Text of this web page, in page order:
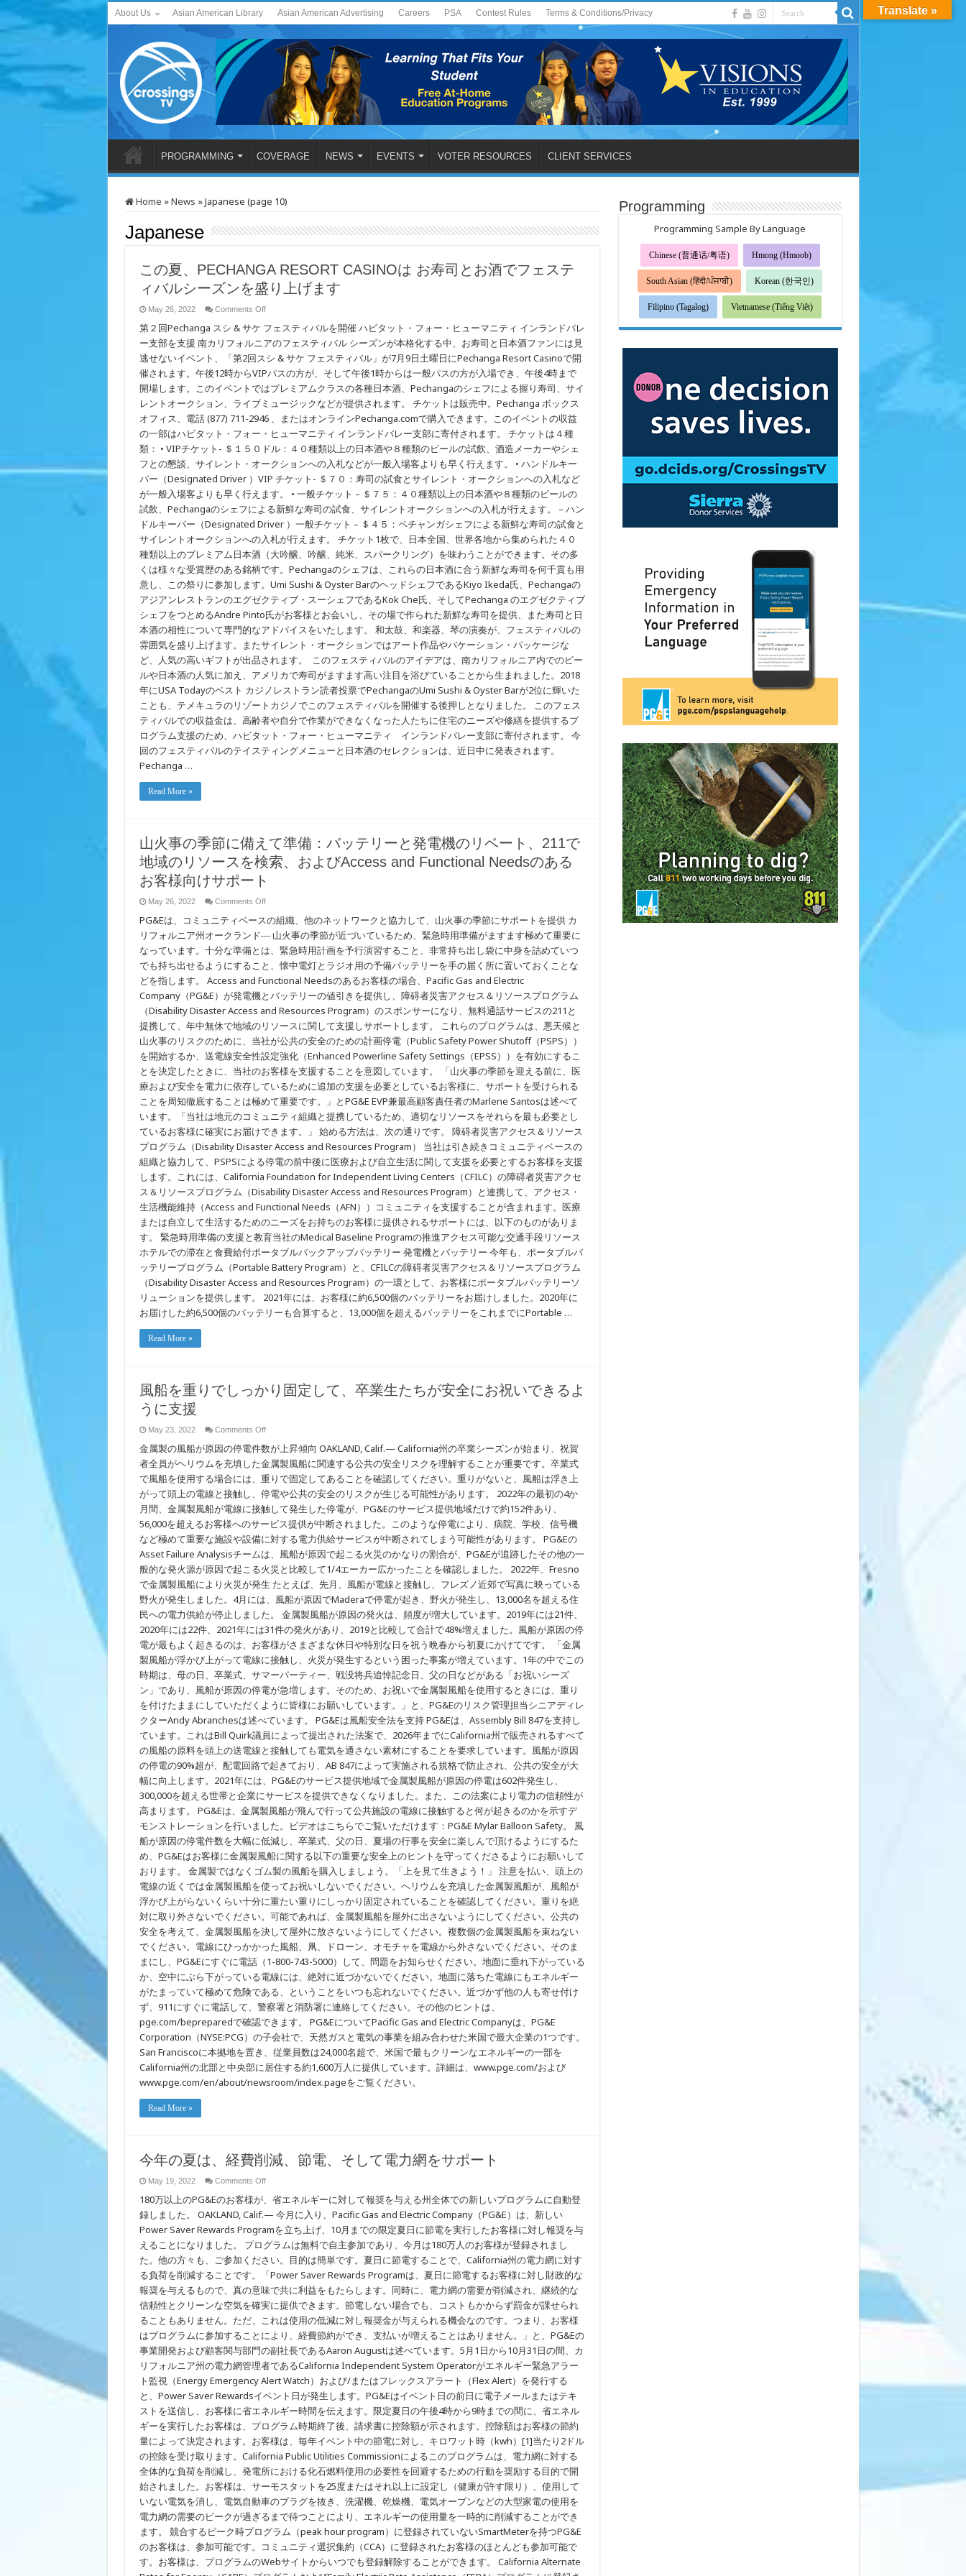
About Us Asian American Library Asian American Advertising Careers PSA Contest Rules Terms & Conditions/Privacy
PROGRAMMING COVERAGE NEWS EVENTS VOTER RESOURCES CLIENT SERVICES
Home »News »Japanese (page 10)
Japanese
この夏、PECHANGA RESORT CASINOは お寿司とお酒でフェステ
ィバルシーズンを盛り上げます
May 26, 2022 Comments Offon
の
夏、
PECHANGA
RESORT
は
お
司
と
お
酒
で
フ
ス
テ
ィ
バ
ル
シ
ズ
ン
を
り
上
ま
す
第２回Pechanga スシ & サケ フェスティバルを開催 ハビタット・フォー・ヒューマニティ インランドバレ
ー支部を支援 南カリフォルニアのフェスティバル シーズンが本格化する中、お寿司と日本酒ファンには見
逃せないイベント、「第2回スシ & サケ フェスティバル」が7月9日土曜日にPechanga Resort Casinoで開
催されます。午後12時からVIPパスの方が、そして午後1時からは一般パスの方が入場でき、午後4時まで
開場します。このイベントではプレミアムクラスの各種日本酒、Pechangaのシェフによる握り寿司、サイ
レントオークション、ライブミュージックなどが提供されます。 チケットは販売中。Pechanga ボックス
オフィス、電話 (877) 711-2946 、またはオンラインPechanga.comで購入できます。このイベントの収益
の一部はハビタット・フォー・ヒューマニティ インランドバレー支部に寄付されます。 チケットは４種
類： • VIPチケット- ＄１５０ドル：４０種類以上の日本酒や８種類のビールの試飲、酒造メーカーやシェ
フとの懇談、サイレント・オークションへの入札などが一般入場客よりも早く行えます。 • ハンドルキー
パー（Designated Driver ）VIP チケット- ＄７０：寿司の試食とサイレント・オークションへの入札など
が一般入場客よりも早く行えます。 • 一般チケット – ＄７５：４０種類以上の日本酒や８種類のビールの
試飲、Pechangaのシェフによる新鮮な寿司の試食、サイレントオークションへの入札が行えます。 – ハン
ドルキーパー（Designated Driver ）一般チケット – ＄４５：ペチャンガシェフによる新鮮な寿司の試食と
サイレントオークションへの入札が行えます。 チケット1枚で、日本全国、世界各地から集められた４０
種類以上のプレミアム日本酒（大吟醸、吟醸、純米、スパークリング）を味わうことができます。その多
くは様々な受賞歴のある銘柄です。Pechangaのシェフは、これらの日本酒に合う新鮮な寿司を何千貫も用
意し、この祭りに参加します。Umi Sushi & Oyster BarのヘッドシェフであるKiyo Ikeda氏、Pechangaの
アジアンレストランのエグゼクティブ・スーシェフであるKok Che氏、そしてPechanga のエグゼクティブ
シェフをつとめるAndre Pinto氏がお客様とお会いし、その場で作られた新鮮な寿司を提供、また寿司と日
本酒の相性について専門的なアドバイスをいたします。 和太鼓、和楽器、琴の演奏が、フェスティバルの
雰囲気を盛り上げます。またサイレント・オークションではアート作品やバケーション・パッケージな
ど、人気の高いギフトが出品されます。 このフェスティバルのアイデアは、南カリフォルニア内でのビー
ルや日本酒の人気に加え、アメリカで寿司がますます高い注目を浴びていることから生まれました。2018
年にUSA Todayのベスト カジノレストラン読者投票でPechangaのUmi Sushi & Oyster Barが2位に輝いた
ことも、テメキュラのリゾートカジノでこのフェスティバルを開催する後押しとなりました。 このフェス
ティバルでの収益金は、高齢者や自分で作業ができなくなった人たちに住宅のニーズや修繕を提供するプ
ログラム支援のため、ハビタット・フォー・ヒューマニティ インランドバレー支部に寄付されます。 今
回のフェスティバルのテイスティングメニューと日本酒のセレクションは、近日中に発表されます。
Pechanga …
Read More »
山火事の季節に備えて準備：バッテリーと発電機のリベート、211で
地域のリソースを検索、およびAccess and Functional Needsのある
お客様向けサポート
May 26, 2022 Comments Offon
火
季
節
備
え
備：
バ
テ
リ
ー
と
発
電
の
リ
ベ
ー
ト、
211
地
域
の
リ
ソ
ー
を
検
お
の
あ
客
向
け
サ
ポ
ー
ト
PG&Eは、コミュニティベースの組織、他のネットワークと協力して、山火事の季節にサポートを提供 カ
リフォルニア州オークランド― 山火事の季節が近づいているため、緊急時用準備がますます極めて重要に
なっています。十分な準備とは、緊急時用計画を予行演習すること、非常持ち出し袋に中身を詰めていつ
でも持ち出せるようにすること、懐中電灯とラジオ用の予備バッテリーを手の届く所に置いておくことな
どを指します。 Access and Functional Needsのあるお客様の場合、Pacific Gas and Electric
Company（PG&E）が発電機とバッテリーの値引きを提供し、障碍者災害アクセス＆リソースプログラム
（Disability Disaster Access and Resources Program）のスポンサーになり、無料通話サービスの211と
提携して、年中無休で地域のリソースに関して支援しサポートします。 これらのプログラムは、悪天候と
山火事のリスクのために、当社が公共の安全のための計画停電（Public Safety Power Shutoff（PSPS））
を開始するか、送電線安全性設定強化（Enhanced Powerline Safety Settings（EPSS））を有効にするこ
とを決定したときに、当社のお客様を支援することを意図しています。 「山火事の季節を迎える前に、医
療および安全を電力に依存しているために追加の支援を必要としているお客様に、サポートを受けられる
ことを周知徹底することは極めて重要です。」とPG&E EVP兼最高顧客責任者のMarlene Santosは述べて
います。「当社は地元のコミュニティ組織と提携しているため、適切なリソースをそれらを最も必要とし
ているお客様に確実にお届けできます。」 始める方法は、次の通りです。 障碍者災害アクセス＆リソース
プログラム（Disability Disaster Access and Resources Program） 当社は引き続きコミュニティベースの
組織と協力して、PSPSによる停電の前中後に医療および自立生活に関して支援を必要とするお客様を支援
します。これには、California Foundation for Independent Living Centers（CFILC）の障碍者災害アクセ
ス＆リソースプログラム（Disability Disaster Access and Resources Program）と連携して、アクセス・
生活機能維持（Access and Functional Needs（AFN））コミュニティを支援することが含まれます。医療
または自立して生活するためのニーズをお持ちのお客様に提供されるサポートには、以下のものがありま
す。 緊急時用準備の支援と教育当社のMedical Baseline Programの推進アクセス可能な交通手段リソース
ホテルでの滞在と食費給付ポータブルバックアップバッテリー 発電機とバッテリー 今年も、ポータブルバ
ッテリープログラム（Portable Battery Program）と、CFILCの障碍者災害アクセス＆リソースプログラム
（Disability Disaster Access and Resources Program）の一環として、お客様にポータブルバッテリーソ
リューションを提供します。 2021年には、お客様に約6,500個のバッテリーをお届けしました。2020年に
お届けした約6,500個のバッテリーも合算すると、13,000個を超えるバッテリーをこれまでにPortable …
Read More »
風船を重りでしっかり固定して、卒業生たちが安全にお祝いできるよ
うに支援
May 23, 2022 Comments Offon
船
を
重
り
で
し
っ
か
り
固
定
し
て、
卒
業
た
ち
が
安
全
に
お
祝
い
で
き
る
よ
う
に
支
援
金属製の風船が原因の停電件数が上昇傾向 OAKLAND, Calif.— California州の卒業シーズンが始まり、祝賀
者全員がヘリウムを充填した金属製風船に関連する公共の安全リスクを理解することが重要です。卒業式
で風船を使用する場合には、重りで固定してあることを確認してください。重りがないと、風船は浮き上
がって頭上の電線と接触し、停電や公共の安全のリスクが生じる可能性があります。 2022年の最初の4か
月間、金属製風船が電線に接触して発生した停電が、PG&Eのサービス提供地域だけで約152件あり、
56,000を超えるお客様へのサービス提供が中断されました。このような停電により、病院、学校、信号機
など極めて重要な施設や設備に対する電力供給サービスが中断されてしまう可能性があります。 PG&Eの
Asset Failure Analysisチームは、風船が原因で起こる火災のかなりの割合が、PG&Eが追跡したその他の一
般的な発火源が原因で起こる火災と比較して1/4エーカー広かったことを確認しました。 2022年、Fresno
で金属製風船により火災が発生 たとえば、先月、風船が電線と接触し、フレズノ近郊で写真に映っている
野火が発生しました。4月には、風船が原因でMaderaで停電が起き、野火が発生し、13,000名を超える住
民への電力供給が停止しました。 金属製風船が原因の発火は、頻度が増大しています。2019年には21件、
2020年には22件、2021年には31件の発火があり、2019と比較して合計で48%増えました。風船が原因の停
電が最もよく起きるのは、お客様がさまざまな休日や特別な日を祝う晩春から初夏にかけてです。 「金属
製風船が浮かび上がって電線に接触し、火災が発生するという困った事案が増えています。1年の中でこの
時期は、母の日、卒業式、サマーパーティー、戦没将兵追悼記念日、父の日などがある「お祝いシーズ
ン」であり、風船が原因の停電が急増します。そのため、お祝いで金属製風船を使用するときには、重り
を付けたままにしていただくように皆様にお願いしています。」と、PG&Eのリスク管理担当シニアディレ
クターAndy Abranchesは述べています。 PG&Eは風船安全法を支持 PG&Eは、Assembly Bill 847を支持し
ています。これはBill Quirk議員によって提出された法案で、2026年までにCalifornia州で販売されるすべて
の風船の原料を頭上の送電線と接触しても電気を通さない素材にすることを要求しています。風船が原因
の停電の90%超が、配電回路で起きており、AB 847によって実施される規格で防止され、公共の安全が大
幅に向上します。2021年には、PG&Eのサービス提供地域で金属製風船が原因の停電は602件発生し、
300,000を超える世帯と企業にサービスを提供できなくなりました。また、この法案により電力の信頼性が
高まります。 PG&Eは、金属製風船が飛んで行って公共施設の電線に接触すると何が起きるのかを示すデ
モンストレーションを行いました。ビデオはこちらでご覧いただけます：PG&E Mylar Balloon Safety。 風
船が原因の停電件数を大幅に低減し、卒業式、父の日、夏場の行事を安全に楽しんで頂けるようにするた
め、PG&Eはお客様に金属製風船に関する以下の重要な安全上のヒントを守ってくださるようにお願いして
おります。 金属製ではなくゴム製の風船を購入しましょう。「上を見て生きよう！」 注意を払い、頭上の
電線の近くでは金属製風船を使ってお祝いしないでください。ヘリウムを充填した金属製風船が、風船が
浮かび上がらないくらい十分に重たい重りにしっかり固定されていることを確認してください。重りを絶
対に取り外さないでください。可能であれば、金属製風船を屋外に出さないようにしてください。公共の
安全を考えて、金属製風船を決して屋外に放さないようにしてください。複数個の金属製風船を束ねない
でください。電線にひっかかった風船、凧、ドローン、オモチャを電線から外さないでください。そのま
まにし、PG&Eにすぐに電話（1-800-743-5000）して、問題をお知らせください。地面に垂れ下がっている
か、空中にぶら下がっている電線には、絶対に近づかないでください。地面に落ちた電線にもエネルギー
がたまっていて極めて危険である、ということをいつも忘れないでください。近づかず他の人も寄せ付け
ず、911にすぐに電話して、警察署と消防署に連絡してください。その他のヒントは、
pge.com/bepreparedで確認できます。 PG&EについてPacific Gas and Electric Companyは、PG&E
Corporation（NYSE:PCG）の子会社で、天然ガスと電気の事業を組み合わせた米国で最大企業の1つです。
San Franciscoに本拠地を置き、従業員数は24,000名超で、米国で最もクリーンなエネルギーの一部を
California州の北部と中央部に居住する約1,600万人に提供しています。詳細は、www.pge.com/および
www.pge.com/en/about/newsroom/index.pageをご覧ください。
Read More »
今年の夏は、経費削減、節電、そして電力網をサポート
May 19, 2022 Comments Offon
年
は、
経
削
減、
節
電、
そ
し
電
力
網
を
サ
ポ
ト
180万以上のPG&Eのお客様が、省エネルギーに対して報奨を与える州全体での新しいプログラムに自動登
録しました。 OAKLAND, Calif.— 今月に入り、Pacific Gas and Electric Company（PG&E）は、新しい
Power Saver Rewards Programを立ち上げ、10月までの限定夏日に節電を実行したお客様に対し報奨を与
えることになりました。 プログラムは無料で自主参加であり、今月は180万人のお客様が登録されまし
た。他の方々も、ご参加ください。目的は簡単です。夏日に節電することで、California州の電力網に対す
る負荷を削減することです。「Power Saver Rewards Programは、夏日に節電するお客様に対し財政的な
報奨を与えるもので、真の意味で共に利益をもたらします。同時に、電力網の需要が削減され、継続的な
信頼性とクリーンな空気を確実に提供できます。節電しない場合でも、コストもかからず罰金が課せられ
ることもありません。ただ、これは使用の低減に対し報奨金が与えられる機会なのです。つまり、お客様
はプログラムに参加することにより、経費節約ができ、支払いが増えることはありません。」と、PG&Eの
事業開発および顧客関与部門の副社長であるAaron Augustは述べています。5月1日から10月31日の間、カ
リフォルニア州の電力網管理者であるCalifornia Independent System Operatorがエネルギー緊急アラー
ト監視（Energy Emergency Alert Watch）および/またはフレックスアラート（Flex Alert）を発行する
と、Power Saver Rewardsイベント日が発生します。PG&Eはイベント日の前日に電子メールまたはテキ
ストを送信し、お客様に省エネルギー時間を伝えます。限定夏日の午後4時から9時までの間に、省エネル
ギーを実行したお客様は、プログラム時期終了後、請求書に控除額が示されます。控除額はお客様の節約
量によって決定されます。お客様は、毎年イベント中の節電に対し、キロワット時（kwh）[1]当たり2ドル
の控除を受け取ります。California Public Utilities Commissionによるこのプログラムは、電力網に対する
全体的な負荷を削減し、発電所における化石燃料使用の必要性を回避するための行動を奨励する目的で開
始されました。お客様は、サーモスタットを25度またはそれ以上に設定し（健康が許す限り）、使用して
いない電気を消し、電気自動車のプラグを抜き、洗濯機、乾燥機、電気オーブンなどの大型家電の使用を
電力網の需要のピークが過ぎるまで待つことにより、エネルギーの使用量を一時的に削減することができ
ます。 競合するピーク時プログラム（peak hour program）に登録されていないSmartMeterを持つPG&E
のお客様は、参加可能です。コミュニティ選択集約（CCA）に登録されたお客様のほとんども参加可能で
す。お客様は、プログラムのWebサイトからいつでも登録解除することができます。 California Alternate
Programming
Programming Sample By Language
Chinese (普通话/粤语) Hmong (Hmoob)
South Asian (हिंदी/ਪੰਜਾਬੀ) Korean (한국인)
Filipino (Tagalog) Vietnamese (Tiếng Việt)
Translate »